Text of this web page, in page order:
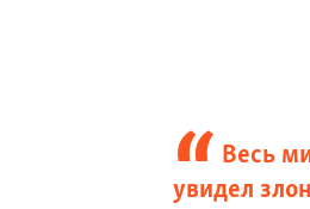
Весь
увидел